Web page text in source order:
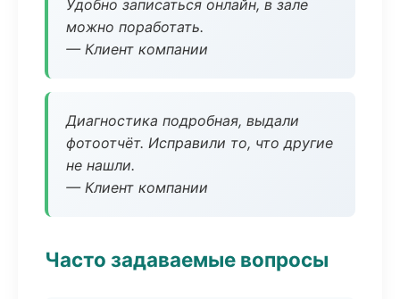
Удобно записаться онлайн, в зале
можно поработать.
— Клиент компании
Диагностика подробная, выдали
фотоотчёт. Исправили то, что другие
не нашли.
— Клиент компании
Часто задаваемые вопросы